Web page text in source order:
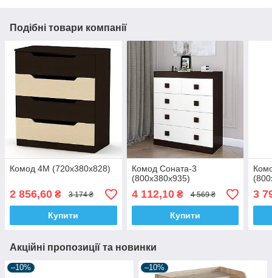
Подібні товари компанії
Комод 4М (720х380х828)
2 856,60 ₴ 3 174 ₴
Купити
Комод Соната-3
(800х380х935)
4 112,10₴ 4 569 ₴
Купити
3
Акційні пропозиції та новинки
–10% –10%